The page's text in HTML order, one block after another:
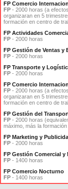
FP Comercio
FP - 2000 horas (a
organizaran en 5
formación en centro de
FP Actividades
FP - 2000 horas
FP Gestión de Ventas y
FP - 2000 horas
FP Transporte y
FP - 2000 horas
FP Comercio
FP - 2000 horas (a
organizaran en 5
formación en centro de
FP Gestión del
FP - 2000 horas
máximo, más la
FP Marketing y
FP - 2000 horas
FP Gestión Comercial
FP - 1400 horas
FP Comercio Nocturno
FP - 1400 horas